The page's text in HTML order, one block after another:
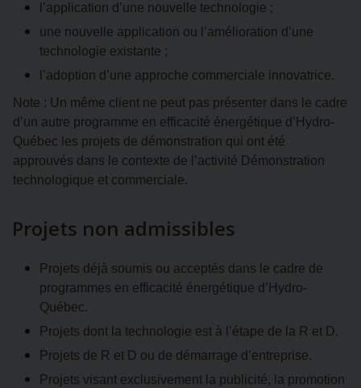
l’application d’une nouvelle technologie ;
une nouvelle application ou l’amélioration d’une
technologie existante ;
l’adoption d’une approche commerciale innovatrice.
Note : Un même client ne peut pas présenter dans le cadre
d’un autre programme en efficacité énergétique d’Hydro-
Québec les projets de démonstration qui ont été
approuvés dans le contexte de l’activité Démonstration
technologique et commerciale.
Projets non admissibles
Projets déjà soumis ou acceptés dans le cadre de
programmes en efficacité énergétique d’Hydro-
Québec.
Projets dont la technologie est à l’étape de la R et D.
Projets de R et D ou de démarrage d’entreprise.
Projets visant exclusivement la publicité, la promotion